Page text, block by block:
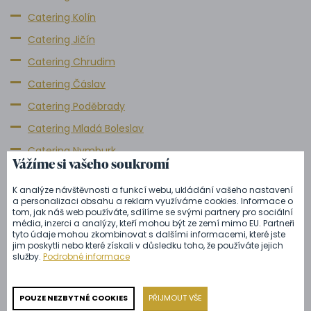
Catering Kolín
Catering Jičín
Catering Chrudim
Catering Čáslav
Catering Poděbrady
Catering Mladá Boleslav
Catering Nymburk
Catering Nový Bydžov
Catering Přelouč
Catering Hrádek u Nechanic
Catering Dobřenice
nás kontaktovat prostřednictvím telefonního čísla
601 301 601nebo emailové adresy
Vážíme si vašeho soukromí
K analýze návštěvnosti a funkcí webu, ukládání vašeho nastavení
a personalizaci obsahu a reklam využíváme cookies. Informace o
tom, jak náš web používáte, sdílíme se svými partnery pro sociální
média, inzerci a analýzy, kteří mohou být ze zemí mimo EU. Partneři
tyto údaje mohou zkombinovat s dalšími informacemi, které jste
jim poskytli nebo které získali v důsledku toho, že používáte jejich
služby.Podrobné informace
POUZE NEZBYTNÉ COOKIES PŘIJMOUT VŠE